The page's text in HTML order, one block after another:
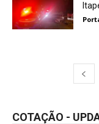
COTAÇÃO -